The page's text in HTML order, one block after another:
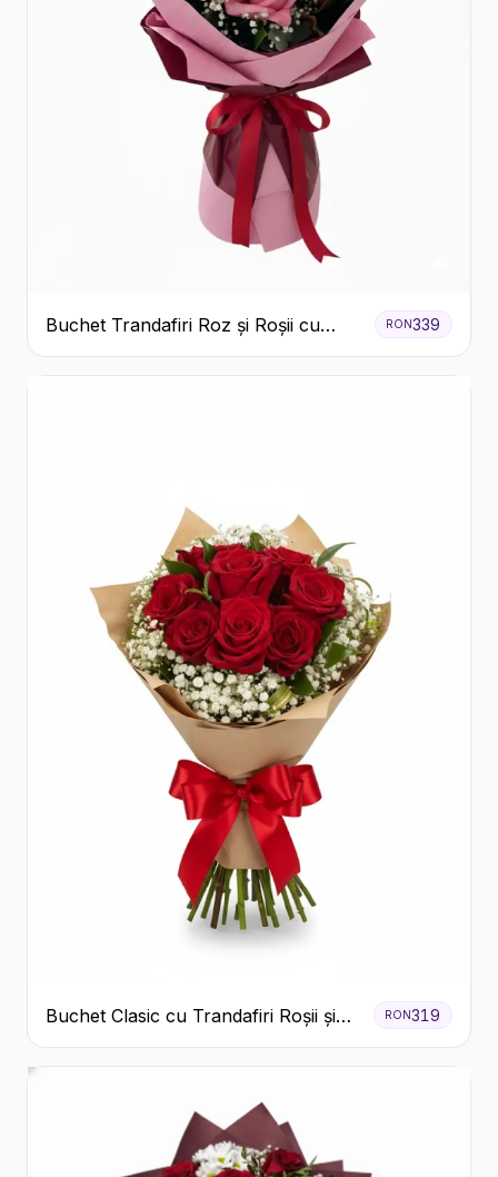
Buchet Trandafiri Roz și Roșii cu
Eucalipt și Gypsophila
RON339
Buchet Clasic cu Trandafiri Roșii și
Gypsophila
RON319